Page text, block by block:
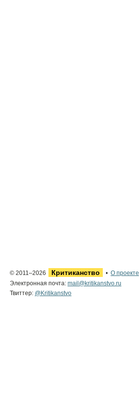
© 2011–2026 Критиканство • О проекте
Электронная почта: mail@kritikanstvo.ru
Твиттер: @Kritikanstvo